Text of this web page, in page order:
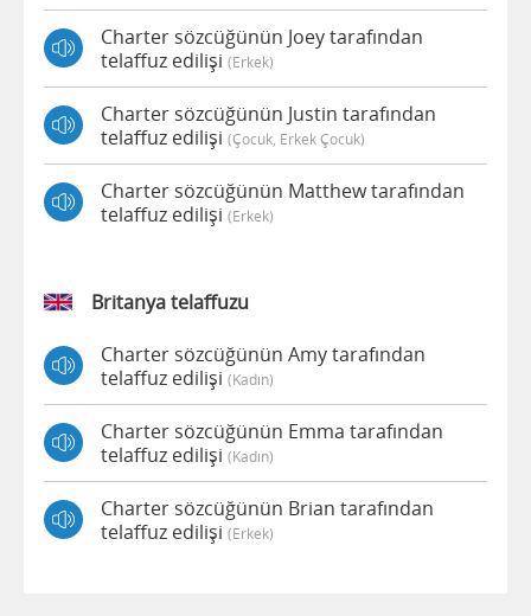
Charter sözcüğünün Joey tarafından
telaffuz edilişi (erkek)
Charter sözcüğünün Justin tarafından
telaffuz edilişi (çocuk, Erkek Çocuk)
Charter sözcüğünün Matthew tarafından
telaffuz edilişi (erkek)
Britanya telaffuzu
Charter sözcüğünün Amy tarafından
telaffuz edilişi (kadın)
Charter sözcüğünün Emma tarafından
telaffuz edilişi (kadın)
Charter sözcüğünün Brian tarafından
telaffuz edilişi (erkek)